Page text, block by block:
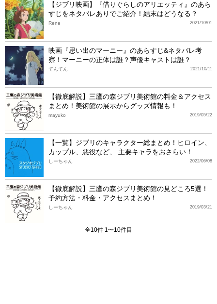
【ジブリ映画】『借りぐらしのアリエッティ』のあら
すじをネタバレありでご紹介！結末はどうなる？
2021/10/01
Rene
映画『思い出のマーニー』のあらすじ&ネタバレ考
察！マーニーの正体は誰？声優キャストは誰？
2021/10/11
てんてん
【徹底解説】三鷹の森ジブリ美術館の料金＆アクセス
まとめ！美術館の展示からグッズ情報も！
2019/05/22
mayuko
【一覧】ジブリのキャラクター総まとめ！ヒロイン、
カップル、悪役など、 主要キャラをおさらい！
2022/06/08
しーちゃん
【徹底解説】三鷹の森ジブリ美術館の見どころ5選！
予約方法・料金・アクセスまとめ！
2019/03/21
しーちゃん
全10件 1〜10件目